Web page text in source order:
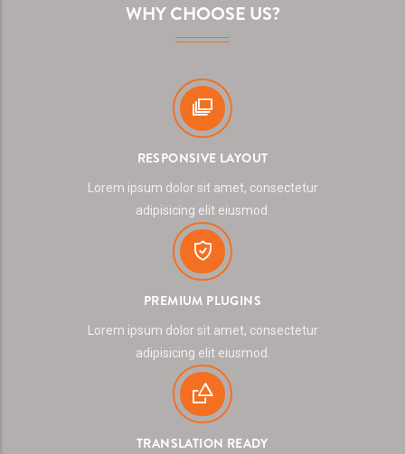
WHY CHOOSE US?
RESPONSIVE LAYOUT
Lorem ipsum dolor sit amet, consectetur
adipisicing elit eiusmod.
PREMIUM PLUGINS
Lorem ipsum dolor sit amet, consectetur
adipisicing elit eiusmod.
TRANSLATION READY